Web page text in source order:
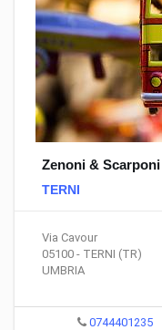
Zenoni & Scarponi
TERNI
Via Cavour
05100 - TERNI (TR)
UMBRIA
0744401235